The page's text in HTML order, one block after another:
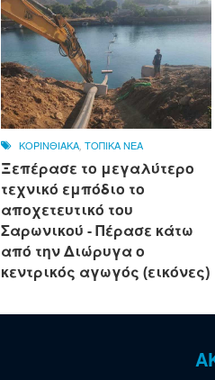
ΚΟΡΙΝΘΙΑΚΑ ,ΤΟΠΙΚΑ ΝΕΑ
Ξεπέρασε το μεγαλύτερο
τεχνικό εμπόδιο το
αποχετευτικό του
Σαρωνικού - Πέρασε κάτω
από την Διώρυγα ο
κεντρικός αγωγός (εικόνες)